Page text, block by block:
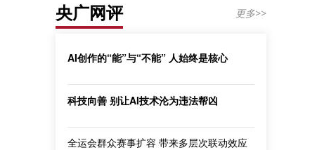
央广网评 更多>>
AI创作的“能”与“不能” 人始终是核心
科技向善 别让AI技术沦为违法帮凶
全运会群众赛事扩容 带来多层次联动效应